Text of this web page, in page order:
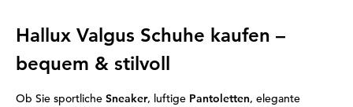
Hallux Valgus Schuhe kaufen –
bequem & stilvoll
Ob Sie sportliche Sneaker, luftige Pantoletten, elegante